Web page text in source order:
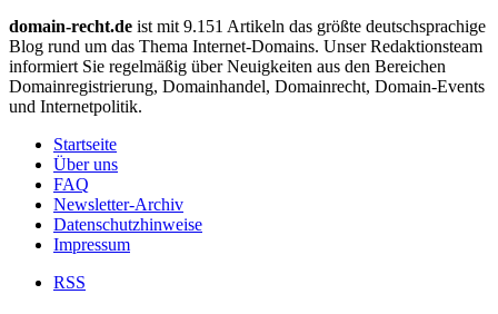
domain-recht.de ist mit 9.151 Artikeln das größte deutschsprachige
Blog rund um das Thema Internet-Domains. Unser Redaktionsteam
informiert Sie regelmäßig über Neuigkeiten aus den Bereichen
Domainregistrierung, Domainhandel, Domainrecht, Domain-Events
und Internetpolitik.
Startseite
Über uns
FAQ
Newsletter-Archiv
Datenschutzhinweise
Impressum
RSS